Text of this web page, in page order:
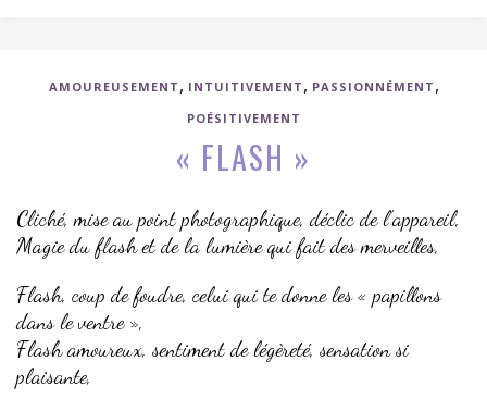
AMOUREUSEMENT , INTUITIVEMENT , PASSIONNÉMENT ,
POÉSITIVEMENT
« FLASH »
Cliché, mise au point photographique, déclic de l’appareil,
Magie du flash et de la lumière qui fait des merveilles,
Flash, coup de foudre, celui qui te donne les « papillons
dans le ventre »,
Flash amoureux, sentiment de légèreté, sensation si
plaisante,